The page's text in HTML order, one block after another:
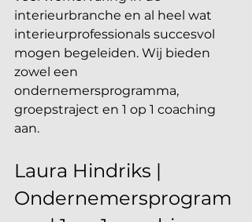
interieurbranche en al heel wat
interieurprofessionals succesvol
mogen begeleiden. Wij bieden
zowel een
ondernemersprogramma,
groepstraject en 1 op 1 coaching
aan.
Laura Hindriks |
Ondernemersprogram